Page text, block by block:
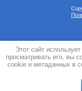
Этот сайт
просматривать его, вы
cookie и метаданных в